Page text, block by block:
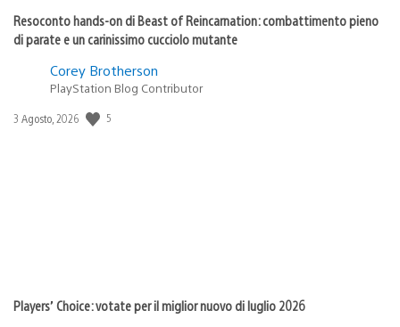
Resoconto hands-on di Beast of Reincarnation: combattimento pieno
di parate e un carinissimo cucciolo mutante
Corey Brotherson
PlayStation Blog Contributor
Data
3 Agosto, 2026 5
Players’ Choice: votate per il miglior nuovo di luglio 2026